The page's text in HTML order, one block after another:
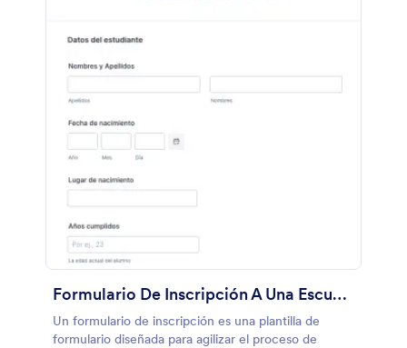
Formulario De Inscripción A Una Escuela
Un formulario de inscripción es una plantilla de
formulario diseñada para agilizar el proceso de